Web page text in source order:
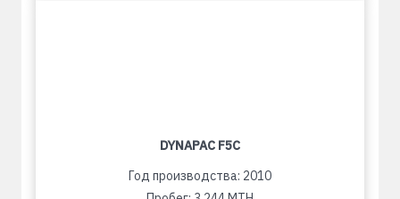
DYNAPAC F5C
Год производства: 2010